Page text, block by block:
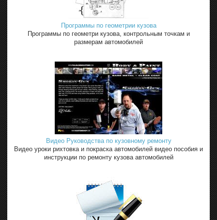
Программы по геометрии кузова
Программы по геометри кузова, контрольным точкам и
размерам автомобилей
Видео Руководства по кузовному ремонту
Видео уроки рихтовка и покраска автомобилей видео пособия и
инструкции по ремонту кузова автомобилей